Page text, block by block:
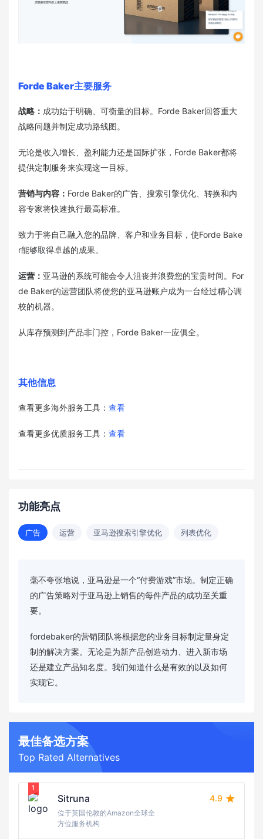
Forde Baker主要服务
战略： 成功始于明确、可衡量的目标。Forde Baker回答重大
战略问题并制定成功路线图。
无论是收入增长、盈利能力还是国际扩张，Forde Baker都将
提供定制服务来实现这一目标。
营销与内容： Forde Baker的广告、搜索引擎优化、转换和内
容专家将快速执行最高标准。
致力于将自己融入您的品牌、客户和业务目标，使Forde Bake
r能够取得卓越的成果。
运营： 亚马逊的系统可能会令人沮丧并浪费您的宝贵时间。For
de Baker的运营团队将使您的亚马逊账户成为一台经过精心调
校的机器。
从库存预测到产品非门控，Forde Baker一应俱全。
其他信息
查看更多海外服务工具： 查看
查看更多优质服务工具： 查看
功能亮点
广告 运营 亚马逊搜索引擎优化 列表优化
毫不夸张地说，亚马逊是一个“付费游戏”市场。制定正确
的广告策略对于亚马逊上销售的每件产品的成功至关重
要。
fordebaker的营销团队将根据您的业务目标制定量身定
制的解决方案。无论是为新产品创造动力、进入新市场
还是建立产品知名度。我们知道什么是有效的以及如何
实现它。
最佳备选方案
Top Rated Alternatives
Sitruna 4.9
位于英国伦敦的Amazon全球全
方位服务机构